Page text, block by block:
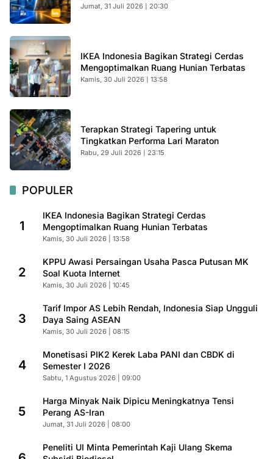
Jumat, 31 Juli 2026 | 20:30
IKEA Indonesia Bagikan Strategi Cerdas
Mengoptimalkan Ruang Hunian Terbatas
Kamis, 30 Juli 2026 | 13:58
Terapkan Strategi Tapering untuk
Tingkatkan Performa Lari Maraton
Rabu, 29 Juli 2026 | 23:15
POPULER
1
IKEA Indonesia Bagikan Strategi Cerdas
Mengoptimalkan Ruang Hunian Terbatas
Kamis, 30 Juli 2026 | 13:58
2
KPPU Awasi Persaingan Usaha Pasca Putusan MK
Soal Kuota Internet
Kamis, 30 Juli 2026 | 10:45
3
Tarif Impor AS Lebih Rendah, Indonesia Siap Ungguli
Daya Saing ASEAN
Kamis, 30 Juli 2026 | 08:15
4
Monetisasi PIK2 Kerek Laba PANI dan CBDK di
Semester I 2026
Sabtu, 1 Agustus 2026 | 09:00
5
Harga Minyak Naik Dipicu Meningkatnya Tensi
Perang AS-Iran
Jumat, 31 Juli 2026 | 08:00
Peneliti UI Minta Pemerintah Kaji Ulang Skema